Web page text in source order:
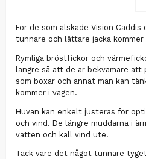
För de som älskade Vision
tunnare och lättare jacka kommer
Rymliga bröstfickor och
längre så att de är bekvämare
som boxar och annat man kan
kommer i vägen.
Huvan kan enkelt justeras för
och vind. De längre muddarna i
vatten och kall vind ute.
Tack vare det något tunnare